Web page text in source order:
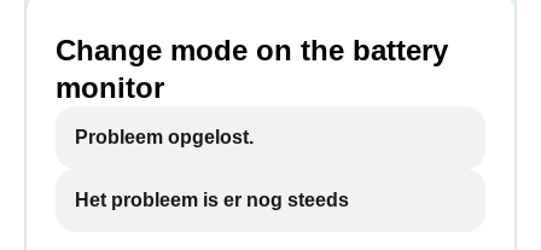
Change mode on the battery
monitor
Probleem opgelost.
Het probleem is er nog steeds